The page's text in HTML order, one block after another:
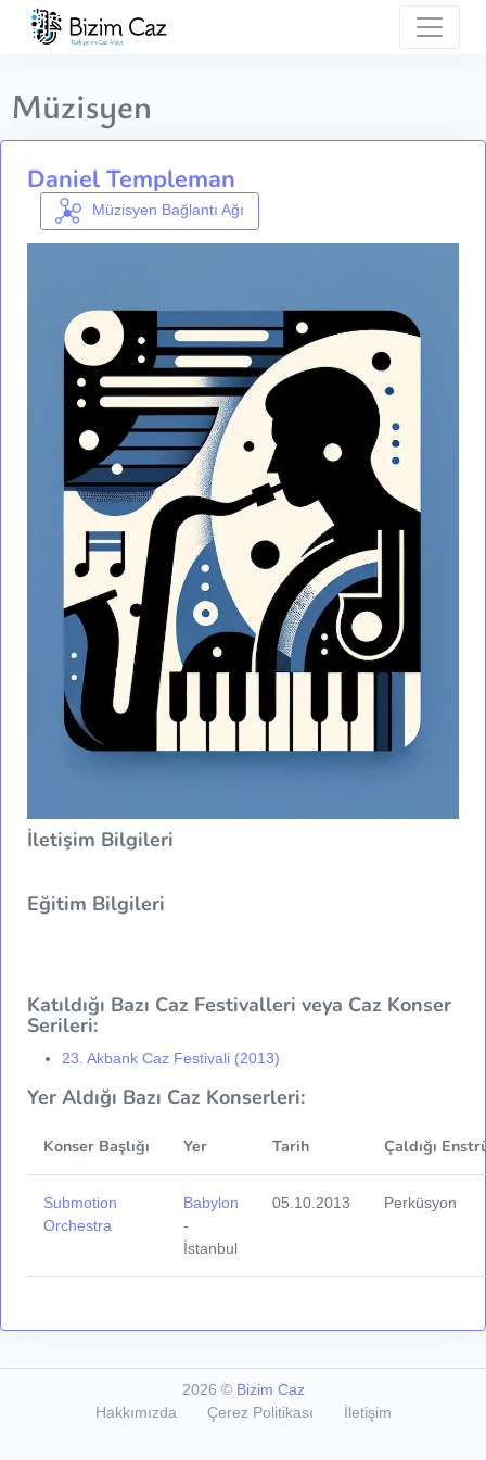
Müzisyen
Daniel Templeman
Müzisyen Bağlantı Ağı
İletişim Bilgileri
Eğitim Bilgileri
Katıldığı Bazı Caz Festivalleri veya Caz Konser
Serileri:
23. Akbank Caz Festivali (2013)
Yer Aldığı Bazı Caz Konserleri:
Konser Başlığı Yer Tarih Çaldığı
Submotion
Orchestra
Babylon
-
İstanbul
05.10.2013 Perküsyon
2026 © Bizim Caz
Hakkımızda
Çerez Politikası İletişim